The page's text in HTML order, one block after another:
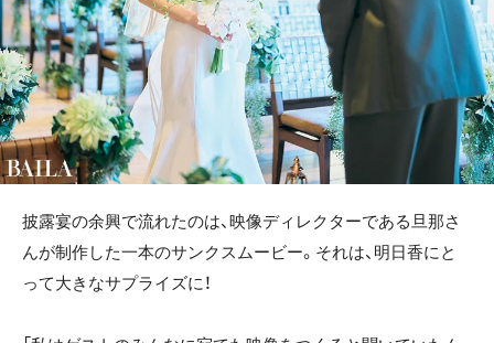
披露宴の余興で流れたのは、映像ディレクターである旦那さ
んが制作した一本のサンクスムービー。それは、明日香にと
って大きなサプライズに！